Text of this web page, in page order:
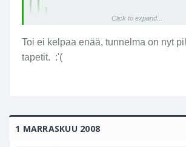
Est sanoi:
ollukaan! Haistakoon...
tai ainakin... jotain....
Click to expand...
Toi ei kelpaa enää, tunnelma on nyt
tapetit. :'(
1 MARRASKUU 2008